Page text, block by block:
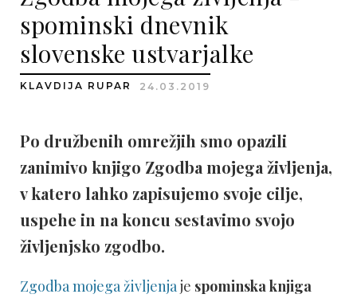
spominski dnevnik
slovenske ustvarjalke
KLAVDIJA RUPAR 24.03.2019
Po družbenih omrežjih smo opazili
zanimivo knjigo Zgodba mojega življenja,
v katero lahko zapisujemo svoje cilje,
uspehe in na koncu sestavimo svojo
življenjsko zgodbo.
Zgodba mojega življenjaje spominska knjiga